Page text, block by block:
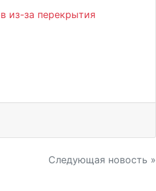
из-за перекрытия
Следующая новость »